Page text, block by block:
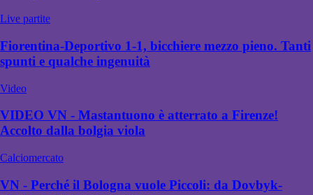
Live partite
Fiorentina-Deportivo 1-1, bicchiere mezzo pieno. Tanti
spunti e qualche ingenuità
Video
VIDEO VN - Mastantuono è atterrato a Firenze!
Accolto dalla bolgia viola
Calciomercato
VN - Perché il Bologna vuole Piccoli: da Dovbyk-